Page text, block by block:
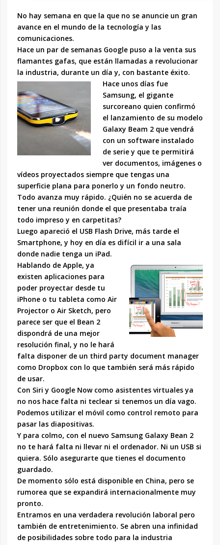
No hay semana en que la que no se anuncie un gran
avance en el mundo de la tecnología y las
comunicaciones.
Hace un par de semanas Google puso a la venta sus
flamantes gafas, que están llamadas a revolucionar
la industria, durante un día y, con bastante éxito.
Hace unos días fue
Samsung, el gigante
surcoreano quien confirmó
el lanzamiento de su modelo
Galaxy Beam 2 que vendrá
con un software instalado
de serie y que te permitirá
ver documentos, imágenes o
vídeos proyectados siempre que tengas una
superficie plana para ponerlo y un fondo neutro.
Todo avanza muy rápido. ¿Quién no se acuerda de
tener una reunión donde el que presentaba traía
todo impreso y en carpetitas?
Luego apareció el USB Flash Drive, más tarde el
Smartphone, y hoy en día es difícil ir a una sala
donde nadie tenga un iPad.
Hablando de Apple, ya
existen aplicaciones para
poder proyectar desde tu
iPhone o tu tableta como Air
Projector o Air Sketch, pero
parece ser que el Bean 2
dispondrá de una mejor
resolución final, y no le hará
falta disponer de un third party document manager
como Dropbox con lo que también será más rápido
de usar.
Con Siri y Google Now como asistentes virtuales ya
no nos hace falta ni teclear si tenemos un día vago.
Podemos utilizar el móvil como control remoto para
pasar las diapositivas.
Y para colmo, con el nuevo Samsung Galaxy Bean 2
no te hará falta ni llevar ni el ordenador. Ni un USB si
quiera. Sólo asegurarte que tienes el documento
guardado.
De momento sólo está disponible en China, pero se
rumorea que se expandirá internacionalmente muy
pronto.
Entramos en una verdadera revolución laboral pero
también de entretenimiento. Se abren una infinidad
de posibilidades sobre todo para la industria